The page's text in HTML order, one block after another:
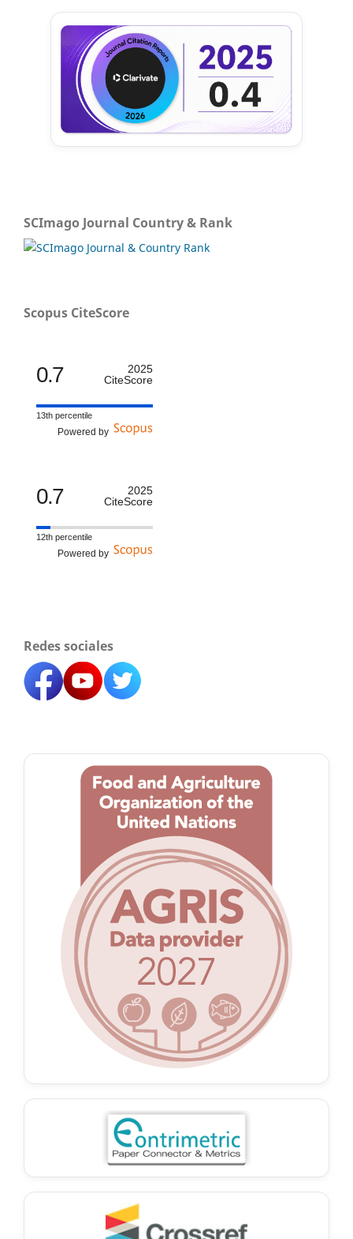
SCImago Journal Country & Rank
Scopus CiteScore
0.7
2025
CiteScore
13th percentile
Powered by
0.7
2025
CiteScore
12th percentile
Powered by
Redes sociales